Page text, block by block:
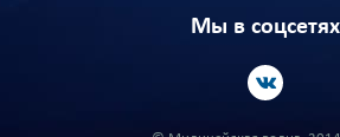
Мы в соцсетях